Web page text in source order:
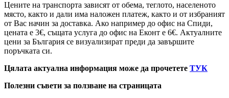
Цените на транспорта зависят от обема, теглото, населеното
място, както и дали има наложен платеж, както и от избраният
от Вас начин за доставка. Ако например до офис на Спиди,
цената е 3€, същата услуга до офис на Еконт е 6€. Актуалните
цени за България се визуализират преди да завършите
поръчката си.
Цялата актуална информация може да прочетете ТУК
Полезни съвети за ползване на страницата